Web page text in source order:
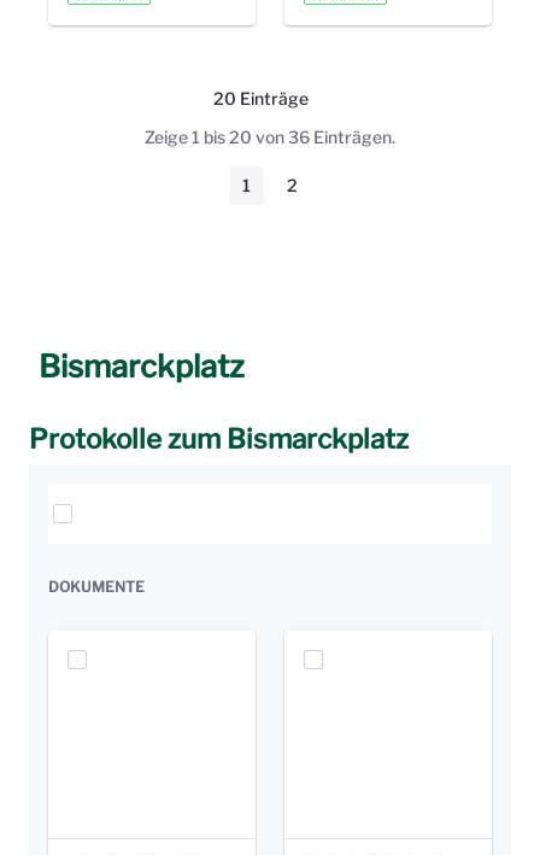
20 Einträge
Pro Seite
Zeige 1 bis 20 von 36 Einträgen.
Seite
1 Seite
2
Bismarckplatz
Protokolle zum Bismarckplatz
Elemente auswählen
DOKUMENTE